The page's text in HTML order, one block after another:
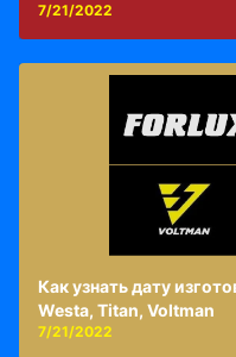
7/21/2022
Как узнать дату
Westa, Titan, Voltman
7/21/2022